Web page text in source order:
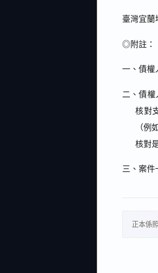
臺灣宜蘭
◎附註：
一、債權
二、債
核對
（
核對
三、案件
正本係